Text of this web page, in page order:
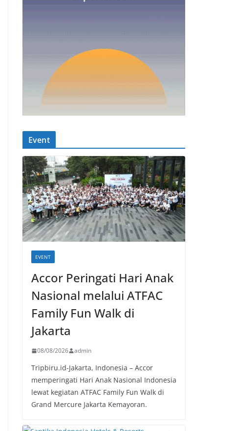
Event
EVENT
Accor Peringati Hari Anak
Nasional melalui ATFAC
Family Fun Walk di
Jakarta
08/08/2026 admin
Tripbiru.id-Jakarta, Indonesia – Accor
memperingati Hari Anak Nasional Indonesia
lewat kegiatan ATFAC Family Fun Walk di
Grand Mercure Jakarta Kemayoran.